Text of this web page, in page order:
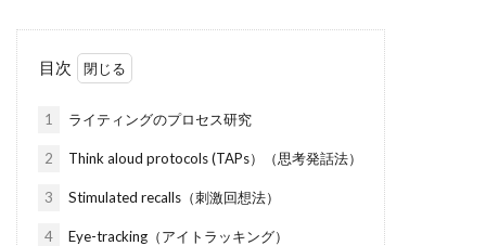
目次
1 ライティングのプロセス研究
2 Think aloud protocols (TAPs）（思考発話法）
3 Stimulated recalls（刺激回想法）
4 Eye-tracking（アイトラッキング）